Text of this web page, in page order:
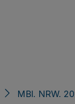
MBl. NRW.